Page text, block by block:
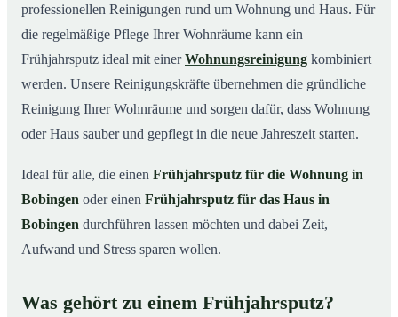
professionellen Reinigungen rund um Wohnung und Haus. Für
die regelmäßige Pflege Ihrer Wohnräume kann ein
Frühjahrsputz ideal mit einerWohnungsreinigung kombiniert
werden. Unsere Reinigungskräfte übernehmen die gründliche
Reinigung Ihrer Wohnräume und sorgen dafür, dass Wohnung
oder Haus sauber und gepflegt in die neue Jahreszeit starten.
Ideal für alle, die einen Frühjahrsputz für die Wohnung in
Bobingen oder einen Frühjahrsputz für das Haus in
Bobingen durchführen lassen möchten und dabei Zeit,
Aufwand und Stress sparen wollen.
Was gehört zu einem Frühjahrsputz?